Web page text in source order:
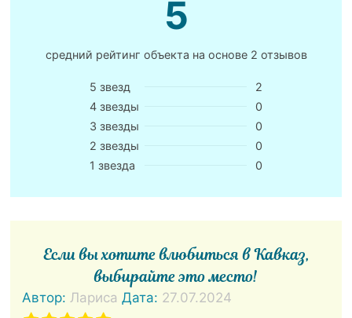
5
средний рейтинг объекта на основе 2 отзывов
5 звезд
2
4 звезды
0
3 звезды
0
2 звезды
0
1 звезда
0
Если вы хотите влюбиться в Кавказ,
выбирайте это место!
Автор: Лариса Дата: 27.07.2024